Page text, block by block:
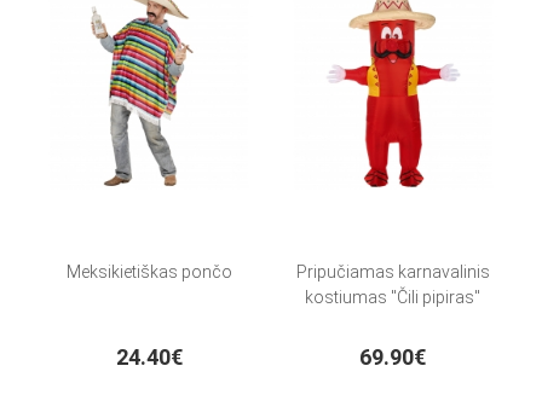
Meksikietiškas pončo
24.40€
Pripučiamas karnavalinis
kostiumas "Čili pipiras"
69.90€